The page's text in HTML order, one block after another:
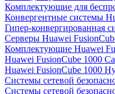
Комплектующие для
Конвергентные системы
Гипер-конвергированная
Серверы Huawei
Комплектующие Huawei
Huawei FusionCube 1000
Huawei FusionCube 1000
Системы сетевой
Системы сетевой